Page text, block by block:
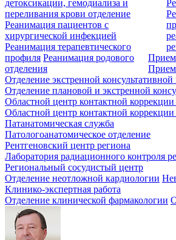
детоксикации, гемодиализа и
переливания крови отделение
Реанимация пациентов с
хирургической инфекцией
Реанимация терапевтического
профиля Реанимация родового
отделения
Отделение экстренной
Отделение плановой и экстренной
Областной центр контактной коррекции
Областной центр контактной коррекции
Патанатомическая служба
Патологоанатомическое отделение
Рентгеновский центр региона
Лаборатория радиационного контроля
Региональный сосудистый центр
Отделение неотложной кардиологии
Клинико-экспертная работа
Отделение клинической фармакологии